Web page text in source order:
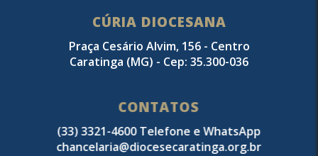
CÚRIA DIOCESANA
Praça Cesário Alvim, 156 - Centro
Caratinga (MG) - Cep: 35.300-036
CONTATOS
(33) 3321-4600 Telefone e WhatsApp
chancelaria@diocesecaratinga.org.br